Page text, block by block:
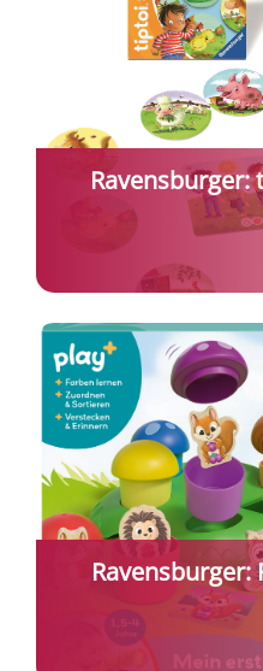
Ravensburger:
Ravensburger: